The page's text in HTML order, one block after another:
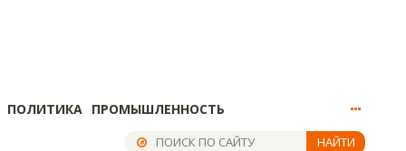
ПОЛИТИКА ПРОМЫШЛЕННОСТЬ
НАЙТИ